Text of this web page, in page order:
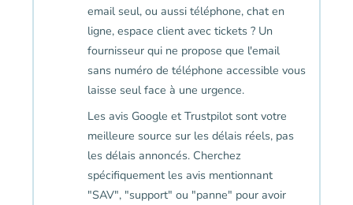
email seul, ou aussi téléphone, chat en
ligne, espace client avec tickets ? Un
fournisseur qui ne propose que l'email
sans numéro de téléphone accessible vous
laisse seul face à une urgence.
Les avis Google et Trustpilot sont votre
meilleure source sur les délais réels, pas
les délais annoncés. Cherchez
spécifiquement les avis mentionnant
"SAV", "support" ou "panne" pour avoir